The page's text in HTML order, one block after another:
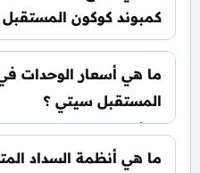
كمبوند كوكون
يضم الكمبوند مجموعة
تشمل: تاون هاوس: تبدأ من 188
ما هي أسعار الوحدات
المستقبل سيتي ؟
الوحدة والمساحة.
تطورات السوق.
ما هي أنظمة السداد